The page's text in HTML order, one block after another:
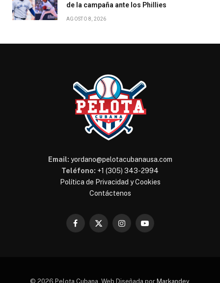
de la campaña ante los Phillies
AGOSTO 8, 2026
Email: yordano@pelotacubanausa.com
Teléfono: +1 (305) 343-2994
Política de Privacidad y Cookies
Contáctenos
Facebook
X
InstagramYouTube
© 2026 Pelota Cubana. Web Diseñada por Markandev.